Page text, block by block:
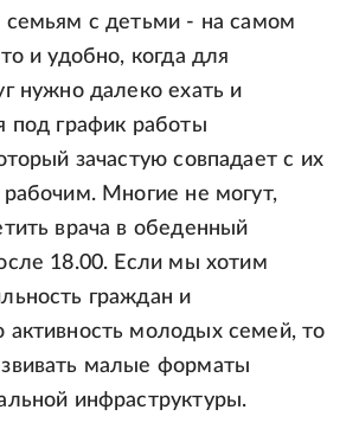
семьям с детьми - на самом
и удобно, когда для
нужно далеко ехать и
под график работы
зачастую совпадает с их
Многие не могут,
врача в обеденный
18.00. Если мы хотим
граждан и
активность молодых семей, то
малые форматы
инфраструктуры.